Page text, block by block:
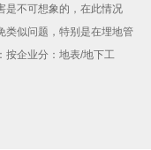
是不可想象的，在此情况
类似问题，特别是在埋地管
按企业分：地表/地下工